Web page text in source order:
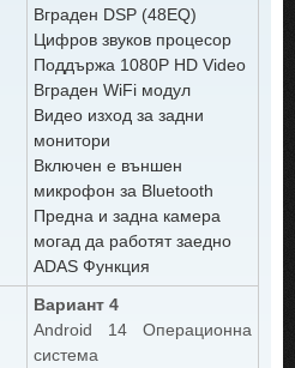
Вграден DSP (48EQ)
Цифров звуков процесор
Поддържа 1080P HD Video
Вграден WiFi модул
Видео изход за задни
монитори
Включен е външен
микрофон за Bluetooth
Предна и задна камера
могад да работят заедно
ADAS Функция
Вариант 4
Android 14 Операционна
система